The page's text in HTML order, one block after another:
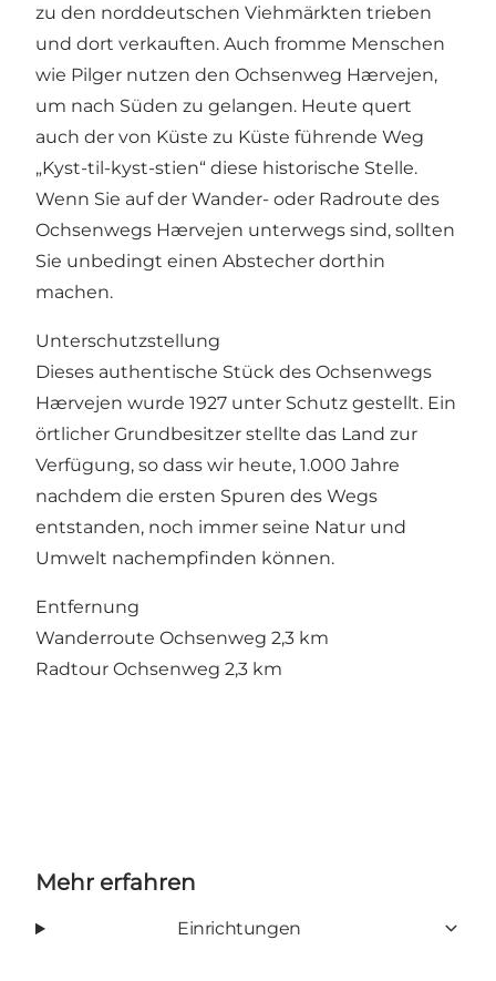
zu den norddeutschen Viehmärkten trieben
und dort verkauften. Auch fromme Menschen
wie Pilger nutzen den Ochsenweg Hærvejen,
um nach Süden zu gelangen. Heute quert
auch der von Küste zu Küste führende Weg
„Kyst-til-kyst-stien“ diese historische Stelle.
Wenn Sie auf der Wander- oder Radroute des
Ochsenwegs Hærvejen unterwegs sind, sollten
Sie unbedingt einen Abstecher dorthin
machen.
Unterschutzstellung
Dieses authentische Stück des Ochsenwegs
Hærvejen wurde 1927 unter Schutz gestellt. Ein
örtlicher Grundbesitzer stellte das Land zur
Verfügung, so dass wir heute, 1.000 Jahre
nachdem die ersten Spuren des Wegs
entstanden, noch immer seine Natur und
Umwelt nachempfinden können.
Entfernung
Wanderroute Ochsenweg 2,3 km
Radtour Ochsenweg 2,3 km
Mehr erfahren
Einrichtungen